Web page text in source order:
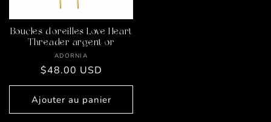
Boucles d'oreilles Love Heart
Threader argent or
Fournisseur :
ADORNIA
Prix
habituel
$48.00 USD
Ajouter au panier